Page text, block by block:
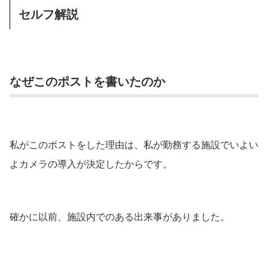
セルフ解説
なぜこのポストを書いたのか
私がこのポストをした理由は、私が勤務する施設でいよい
よカメラの導入が決定したからです。
確かに以前、施設内でのある出来事がありました。